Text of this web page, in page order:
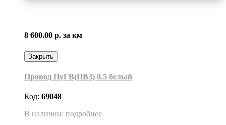
8 600.00 р. за км
Закрыть
Провод ПуГВ(ПВ3) 0.5 белый
Код: 69048
В наличии: подробнее